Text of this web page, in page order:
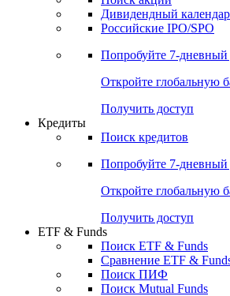
Дивидендный
Российские IPO/SPO
Попробуйте 7-дневный
Откройте глобальную
Получить доступ
Кредиты
Поиск кредитов
Попробуйте 7-дневный
Откройте глобальную
Получить доступ
ETF & Funds
Поиск ETF & Funds
Сравнение ETF &
Поиск ПИФ
Поиск Mutual Funds